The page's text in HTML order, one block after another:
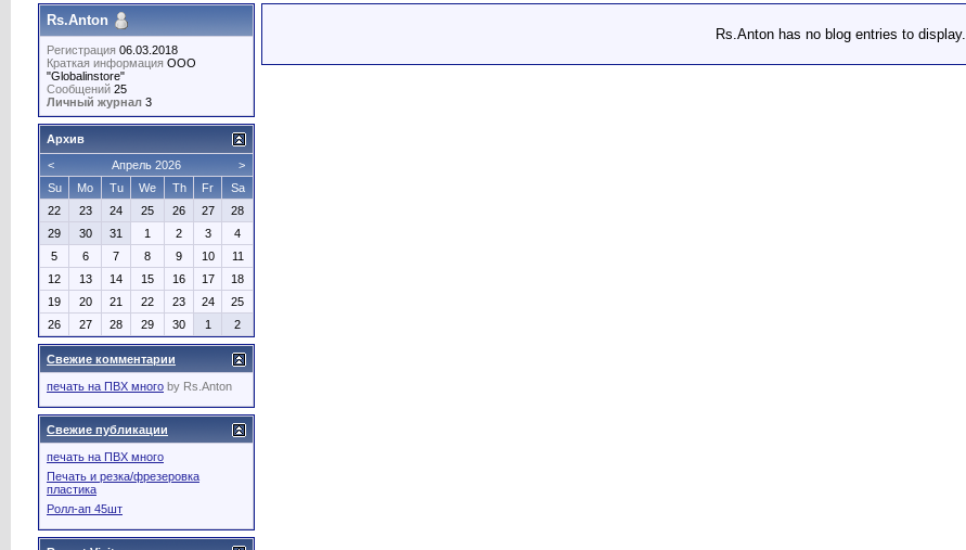
Rs.Anton has no blog entries to display.
Rs.Anton
Регистрация 06.03.2018
Краткая информация OOO
"Globalinstore"
Сообщений 25
Личный журнал 3
Архив
<
>
Апрель 2026
Su
Mo Tu We Th Fr
Sa
22
23 24 25 26 27
28
29
30 31 1 2 3
4
5
6 7 8 9 10
11
12
13 14 15 16 17
18
19
20 21 22 23 24
25
26
27 28 29 30 1 2
Свежие комментарии
печать на ПВХ много by Rs.Anton
Свежие публикации
печать на ПВХ много
Печать и резка/фрезеровка
пластика
Ролл-ап 45шт